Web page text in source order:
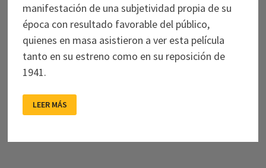
manifestación de una subjetividad propia de su
época con resultado favorable del público,
quienes en masa asistieron a ver esta película
tanto en su estreno como en su reposición de
1941.
VERSIONES,
RESTAURACIONES,
EDICIONES.
LA
LEER MÁS